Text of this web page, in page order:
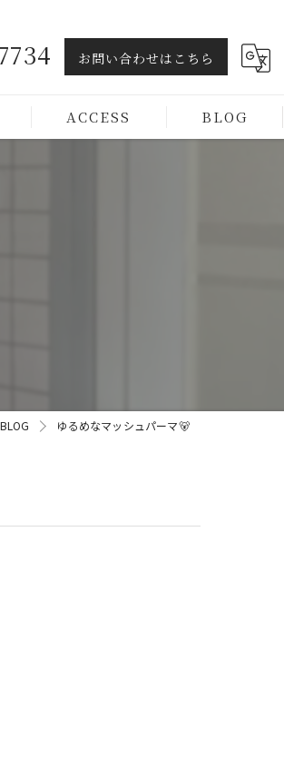
お問い合わせはこちら
ACCESS BLOG
BLOG ゆるめなマッシュパーマ🐻